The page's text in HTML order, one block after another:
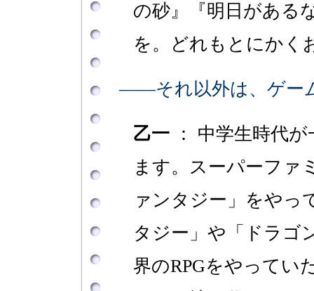
の砂』『明日がある
を。どれもとにかく
――それ以外は、ゲー
乙一 ： 中学生時代
ます。スーパーファ
ァンタジー」をやっ
タジー」や「ドラゴ
界のRPGをやってい